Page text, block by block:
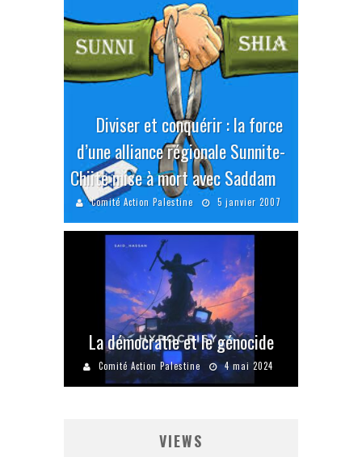
Diviser et conquérir : la force
d’une alliance régionale Sunnite-
Chiite mise à mort avec Saddam
Comité Action Palestine 5 janvier 2007
La démocratie et le génocide
Comité Action Palestine 4 mai 2024
VIEWS